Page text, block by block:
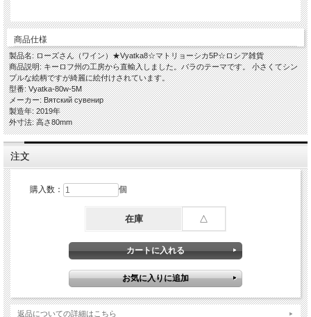
商品仕様
製品名: ローズさん（ワイン）★Vyatka8☆マトリョーシカ5P☆ロシア雑貨
商品説明: キーロフ州の工房から直輸入しました。バラのテーマです。 小さくてシン
プルな絵柄ですが綺麗に絵付けされています。
型番: Vyatka-80w-5M
メーカー: Вятский сувенир
製造年: 2019年
外寸法: 高さ80mm
注文
購入数： 個
在庫 △
返品についての詳細はこちら